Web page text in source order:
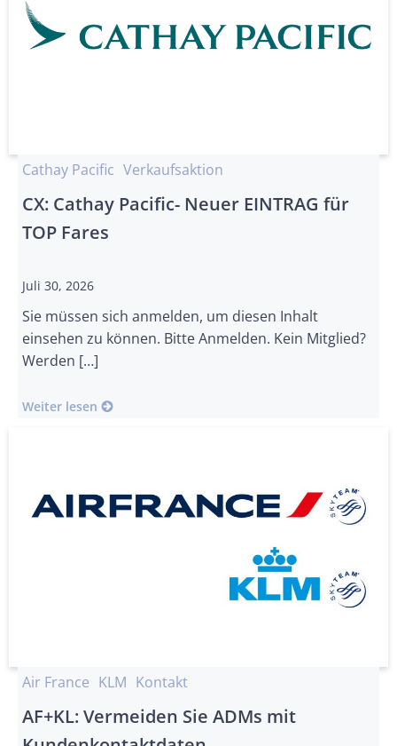
Cathay Pacific Verkaufsaktion
CX: Cathay Pacific- Neuer EINTRAG für
TOP Fares
Juli 30, 2026
Sie müssen sich anmelden, um diesen Inhalt
einsehen zu können. Bitte Anmelden. Kein Mitglied?
Werden […]
Weiter lesen
Air France KLM Kontakt
AF+KL: Vermeiden Sie ADMs mit